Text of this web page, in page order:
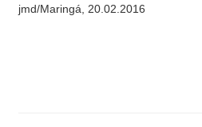
jmd/Maringá, 20.02.2016